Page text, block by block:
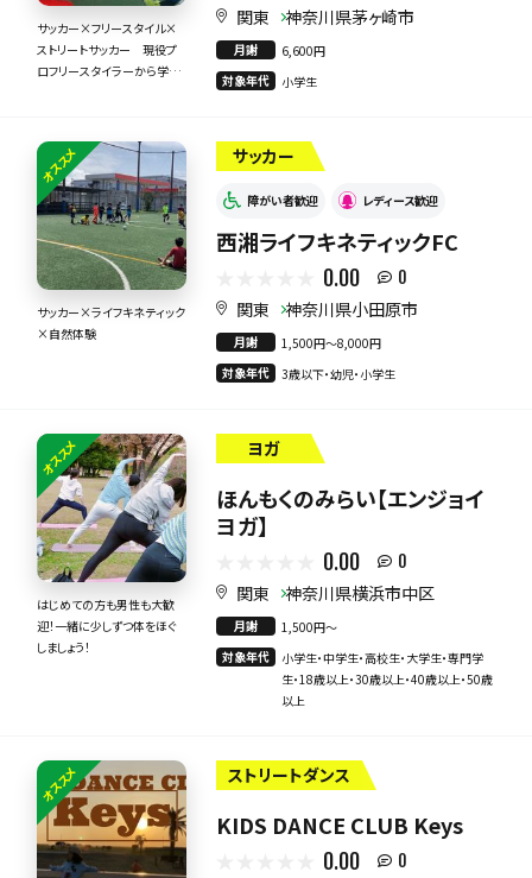
サッカー×フリースタイル×
ストリートサッカー 現役プ
ロフリースタイラーから学ぶ
関東 神奈川県茅ヶ崎市
月謝
6,600円
対象年代
小学生
オススメ
サッカー×ライフキネティック
×自然体験
サッカー
障がい者歓迎 レディース歓迎
西湘ライフキネティックFC
0.00 0
関東 神奈川県小田原市
月謝
1,500円〜8,000円
対象年代
3歳以下・幼児・小学生
オススメ
はじめての方も男性も大歓
迎！一緒に少しずつ体をほぐ
しましょう！
ヨガ
ほんもくのみらい【エンジョイ
ヨガ】
0.00 0
関東 神奈川県横浜市中区
月謝
1,500円〜
対象年代
小学生・中学生・高校生・大学生・専門学
生・18歳以上・30歳以上・40歳以上・50歳
以上
オススメ ストリートダンス
KIDS DANCE CLUB Keys
0.00 0